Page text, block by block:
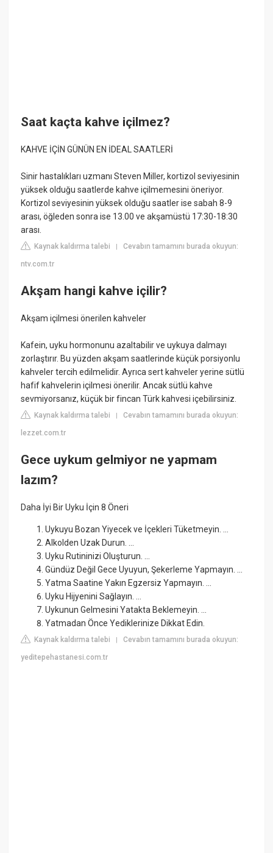
Saat kaçta kahve içilmez?
KAHVE İÇİN GÜNÜN EN İDEAL SAATLERİ
Sinir hastalıkları uzmanı Steven Miller, kortizol seviyesinin
yüksek olduğu saatlerde kahve içilmemesini öneriyor.
Kortizol seviyesinin yüksek olduğu saatler ise sabah 8-9
arası, öğleden sonra ise 13.00 ve akşamüstü 17:30-18:30
arası.
Kaynak kaldırma talebi |Cevabın tamamını burada okuyun:
ntv.com.tr
Akşam hangi kahve içilir?
Akşam içilmesi önerilen kahveler
Kafein, uyku hormonunu azaltabilir ve uykuya dalmayı
zorlaştırır. Bu yüzden akşam saatlerinde küçük porsiyonlu
kahveler tercih edilmelidir. Ayrıca sert kahveler yerine sütlü
hafif kahvelerin içilmesi önerilir. Ancak sütlü kahve
sevmiyorsanız, küçük bir fincan Türk kahvesi içebilirsiniz.
Kaynak kaldırma talebi |Cevabın tamamını burada okuyun:
lezzet.com.tr
Gece uykum gelmiyor ne yapmam
lazım?
Daha İyi Bir Uyku İçin 8 Öneri
Uykuyu Bozan Yiyecek ve İçekleri Tüketmeyin. ...
Alkolden Uzak Durun. ...
Uyku Rutininizi Oluşturun. ...
Gündüz Değil Gece Uyuyun, Şekerleme Yapmayın. ...
Yatma Saatine Yakın Egzersiz Yapmayın. ...
Uyku Hijyenini Sağlayın. ...
Uykunun Gelmesini Yatakta Beklemeyin. ...
Yatmadan Önce Yediklerinize Dikkat Edin.
Kaynak kaldırma talebi |Cevabın tamamını burada okuyun:
yeditepehastanesi.com.tr